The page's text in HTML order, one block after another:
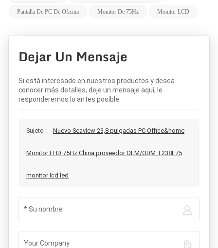
Pantalla De PC De Oficina Monitor De 75Hz Monitor LCD
Dejar Un Mensaje
Si está interesado en nuestros productos y desea
conocer más detalles, deje un mensaje aquí, le
responderemos lo antes posible.
Sujeto : Nuevo Seaview 23,8 pulgadas PC Office&home
Monitor FHD 75Hz China proveedor OEM/ODM T238F75
monitor lcd led